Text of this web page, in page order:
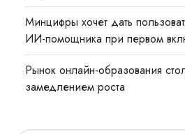
Минцифры хочет дать
ИИ-помощника при первом
Рынок онлайн-образования
замедлением роста